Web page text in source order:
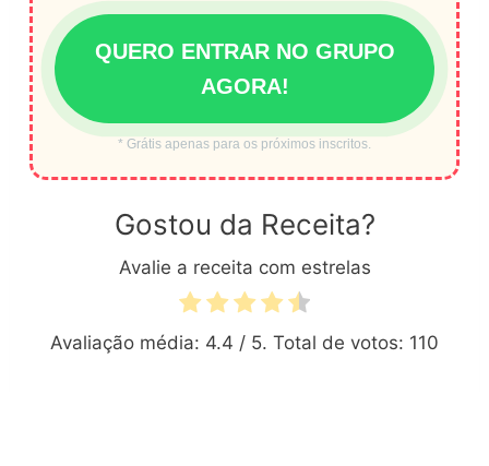
QUERO ENTRAR NO GRUPO
AGORA!
* Grátis apenas para os próximos inscritos.
Gostou da Receita?
Avalie a receita com estrelas
Avaliação média: 4.4 / 5. Total de votos: 110